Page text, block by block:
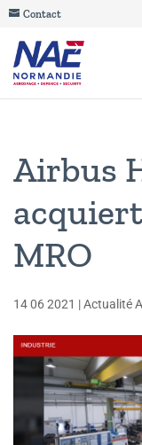
Contact
Airbus
MRO
14 06 2021 |Actualité